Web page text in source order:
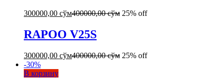
300000,00 сўм400000,00сўм 25% off
RAPOO V25S
300000,00 сўм400000,00сўм 25% off
-30%
В корзину